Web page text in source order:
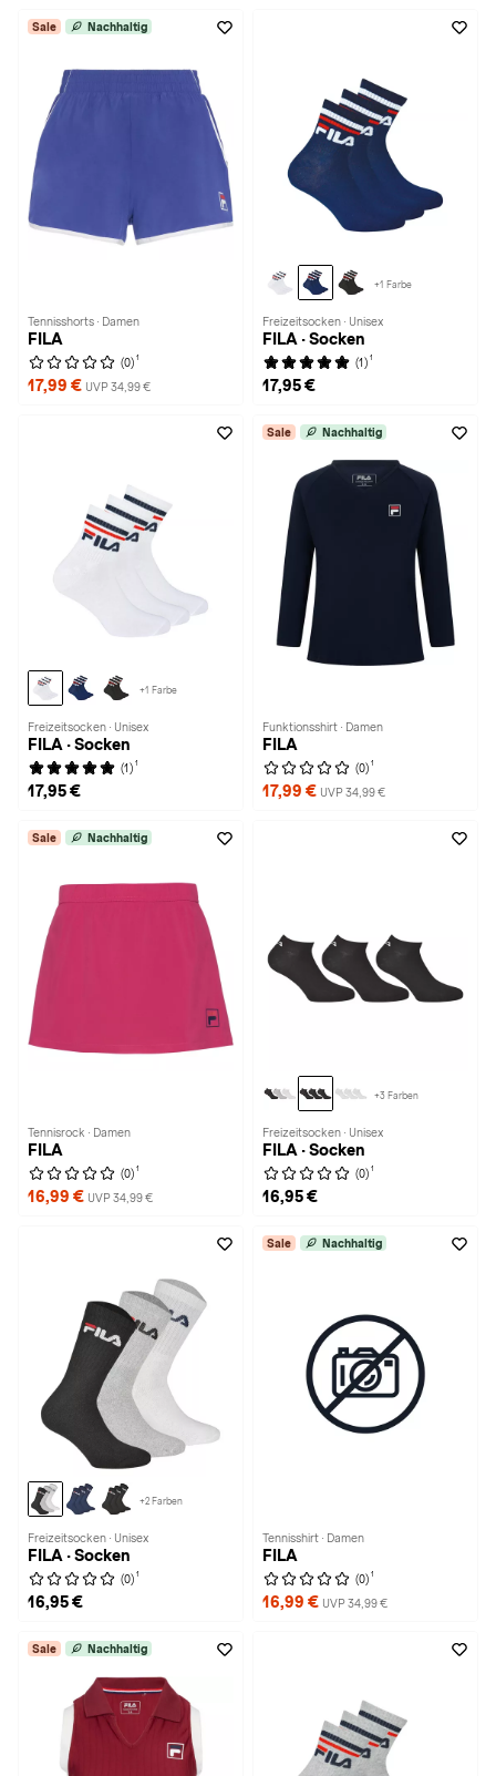
Sale Nachhaltig
Tennisshorts · Damen
FILA
(0) 1
17,99 € UVP 34,99 €
+1 Farbe
Freizeitsocken · Unisex
FILA · Socken
(1) 1
17,95 €
+1 Farbe
Freizeitsocken · Unisex
FILA · Socken
(1) 1
17,95 €
Sale Nachhaltig
Funktionsshirt · Damen
FILA
(0) 1
17,99 € UVP 34,99 €
Sale Nachhaltig
Tennisrock · Damen
FILA
(0) 1
16,99 € UVP 34,99 €
+3 Farben
Freizeitsocken · Unisex
FILA · Socken
(0) 1
16,95 €
+2 Farben
Freizeitsocken · Unisex
FILA · Socken
(0) 1
16,95 €
Sale Nachhaltig
Tennisshirt · Damen
FILA
(0) 1
16,99 € UVP 34,99 €
Sale Nachhaltig